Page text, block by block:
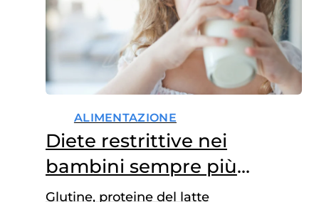
ALIMENTAZIONE
Diete restrittive nei
bambini sempre più
diffuse, anche senza
Glutine, proteine del latte